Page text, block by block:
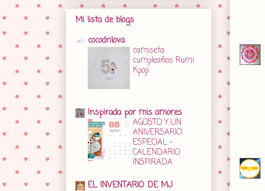
Mi lista de blogs
cocodrilova
camiseta
cumpleaños Rumi
Kpop
Inspirada por mis amores
AGOSTO Y UN
ANIVERSARIO
ESPECIAL -
CALENDARIO
INSPIRADA
EL INVENTARIO DE MJ